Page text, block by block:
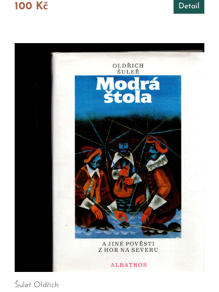
100 Kč Detail
Šuleř Oldřich